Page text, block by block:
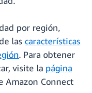
por región,
las características
. Para obtener
visite la página
Amazon Connect